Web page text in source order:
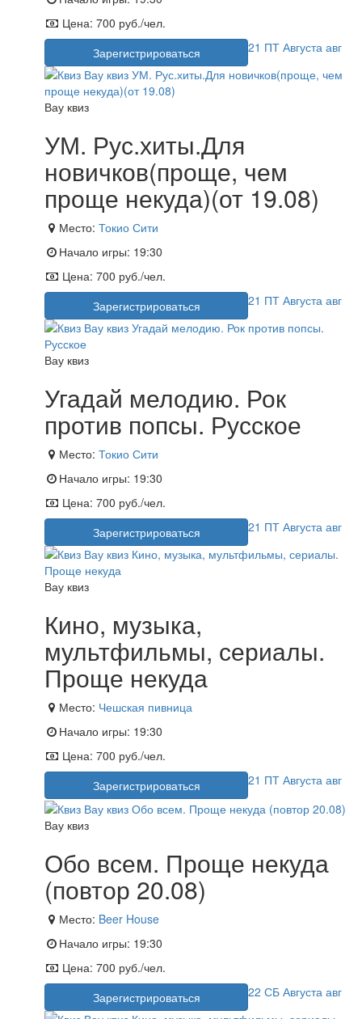
Цена: 700 руб./чел.
Зарегистрироваться
21 ПТ Августа авг
Вау квиз
УМ. Рус.хиты.Для
новичков(проще, чем
проще некуда)(от 19.08)
Место: Токио Сити
Начало игры: 19:30
Цена: 700 руб./чел.
Зарегистрироваться
21 ПТ Августа авг
Вау квиз
Угадай мелодию. Рок
против попсы. Русское
Место: Токио Сити
Начало игры: 19:30
Цена: 700 руб./чел.
Зарегистрироваться
21 ПТ Августа авг
Вау квиз
Кино, музыка,
мультфильмы, сериалы.
Проще некуда
Место: Чешская пивница
Начало игры: 19:30
Цена: 700 руб./чел.
Зарегистрироваться
21 ПТ Августа авг
Вау квиз
Обо всем. Проще некуда
(повтор 20.08)
Место: Beer House
Начало игры: 19:30
Цена: 700 руб./чел.
Зарегистрироваться
22 СБ Августа авг